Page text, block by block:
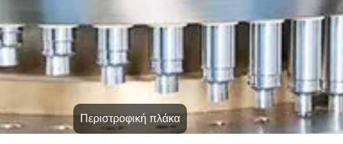
Περιστροφική πλάκα